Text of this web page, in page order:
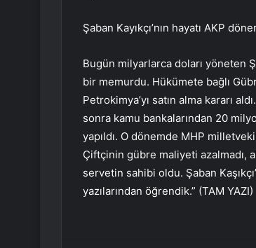
Şaban Kayıkçı’nın hayatı AKP
Bugün milyarlarca doları yöneten
bir memurdu. Hükümete bağlı
Petrokimya’yı satın alma kararı
sonra kamu bankalarından 20
yapıldı. O dönemde MHP
Çiftçinin gübre maliyeti azalmadı,
servetin sahibi oldu. Şaban
yazılarından öğrendik.” (TAM YAZI)